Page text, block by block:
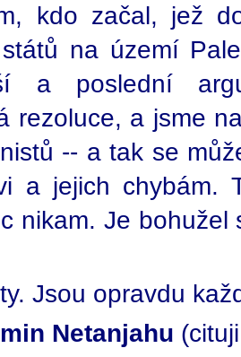
kdo začal, jež
na území
a poslední
rezoluce, a jsme
-- a tak se
a jejich chybám.
nikam. Je
Jsou opravdu
Netanjahu